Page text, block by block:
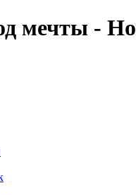
мечты -